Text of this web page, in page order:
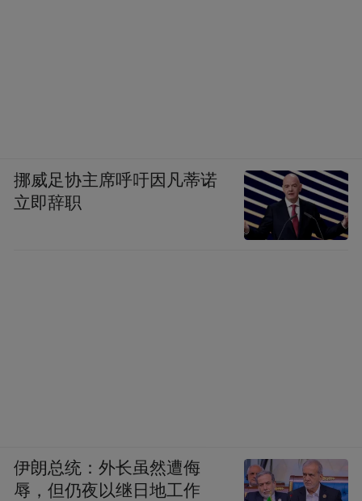
挪威足协主席呼吁因凡蒂诺
立即辞职
伊朗总统：外长虽然遭侮
辱，但仍夜以继日地工作